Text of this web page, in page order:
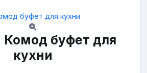
буфет для
кухни